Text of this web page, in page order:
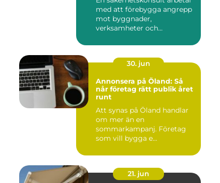
med att förebygga angrepp
mot byggnader,
verksamheter och
30. jun
Annonsera på Öland: Så
når företag rätt publik året
runt
Att synas på Öland handlar
om mer än en
sommarkampanj. Företag
som vill bygga e...
21. jun